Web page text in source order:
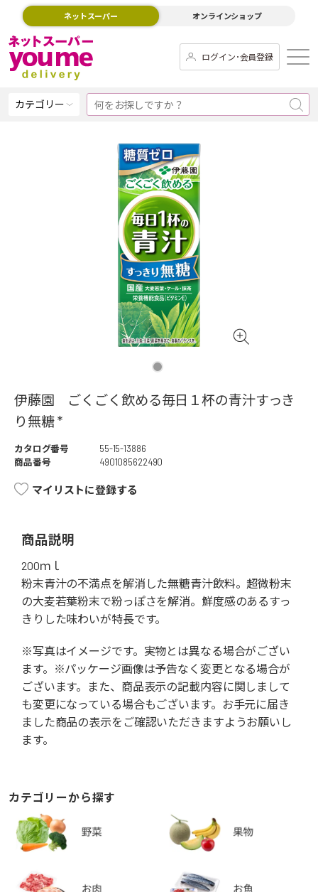
ネットスーパー オンラインショップ
ログイン･会員登録
カテゴリー
伊藤園 ごくごく飲める毎日１杯の青汁すっき
り無糖 *
カタログ番号
55-15-13886
商品番号
4901085622490
マイリストに登録する
商品説明
200ｍｌ
粉末青汁の不満点を解消した無糖青汁飲料。超微粉末
の大麦若葉粉末で粉っぽさを解消。鮮度感のあるすっ
きりした味わいが特長です。
※写真はイメージです。実物とは異なる場合がござい
ます。※パッケージ画像は予告なく変更となる場合が
ございます。また、商品表示の記載内容に関しまして
も変更になっている場合もございます。お手元に届き
ました商品の表示をご確認いただきますようお願いし
ます。
カテゴリーから探す